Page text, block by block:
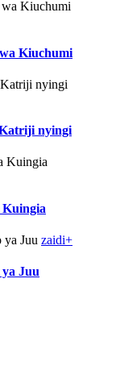
Kiuchumi
nyingi
Kuingia
zaidi+
Juu